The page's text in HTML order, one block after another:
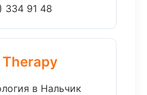
334 91 48
в Нальчик